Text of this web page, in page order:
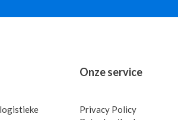
Onze service
Privacy Policy